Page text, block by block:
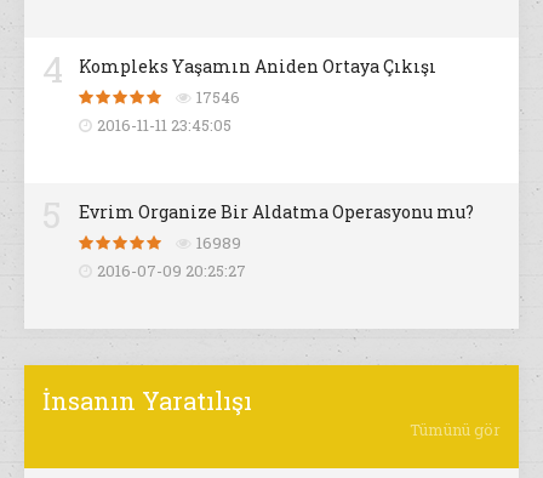
4 Kompleks Yaşamın Aniden Ortaya Çıkışı
17546
2016-11-11 23:45:05
Evrim Organize Bir Aldatma Operasyonu mu?
16989
2016-07-09 20:25:27
İnsanın Yaratılışı
Tümünü gör